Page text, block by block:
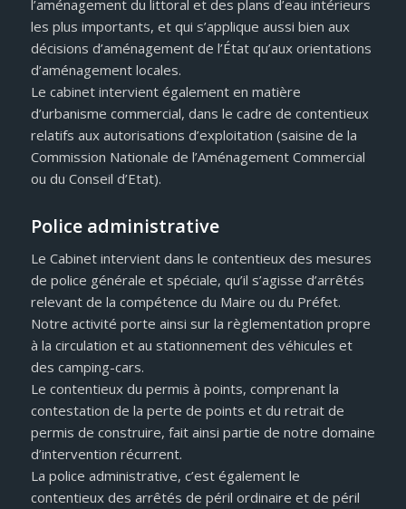
l’aménagement du littoral et des plans d’eau intérieurs
les plus importants, et qui s’applique aussi bien aux
décisions d’aménagement de l’État qu’aux orientations
d’aménagement locales.
Le cabinet intervient également en matière
d’urbanisme commercial, dans le cadre de contentieux
relatifs aux autorisations d’exploitation (saisine de la
Commission Nationale de l’Aménagement Commercial
ou du Conseil d’Etat).
Police administrative
Le Cabinet intervient dans le contentieux des mesures
de police générale et spéciale, qu’il s’agisse d’arrêtés
relevant de la compétence du Maire ou du Préfet.
Notre activité porte ainsi sur la règlementation propre
à la circulation et au stationnement des véhicules et
des camping-cars.
Le contentieux du permis à points, comprenant la
contestation de la perte de points et du retrait de
permis de construire, fait ainsi partie de notre domaine
d’intervention récurrent.
La police administrative, c’est également le
contentieux des arrêtés de péril ordinaire et de péril